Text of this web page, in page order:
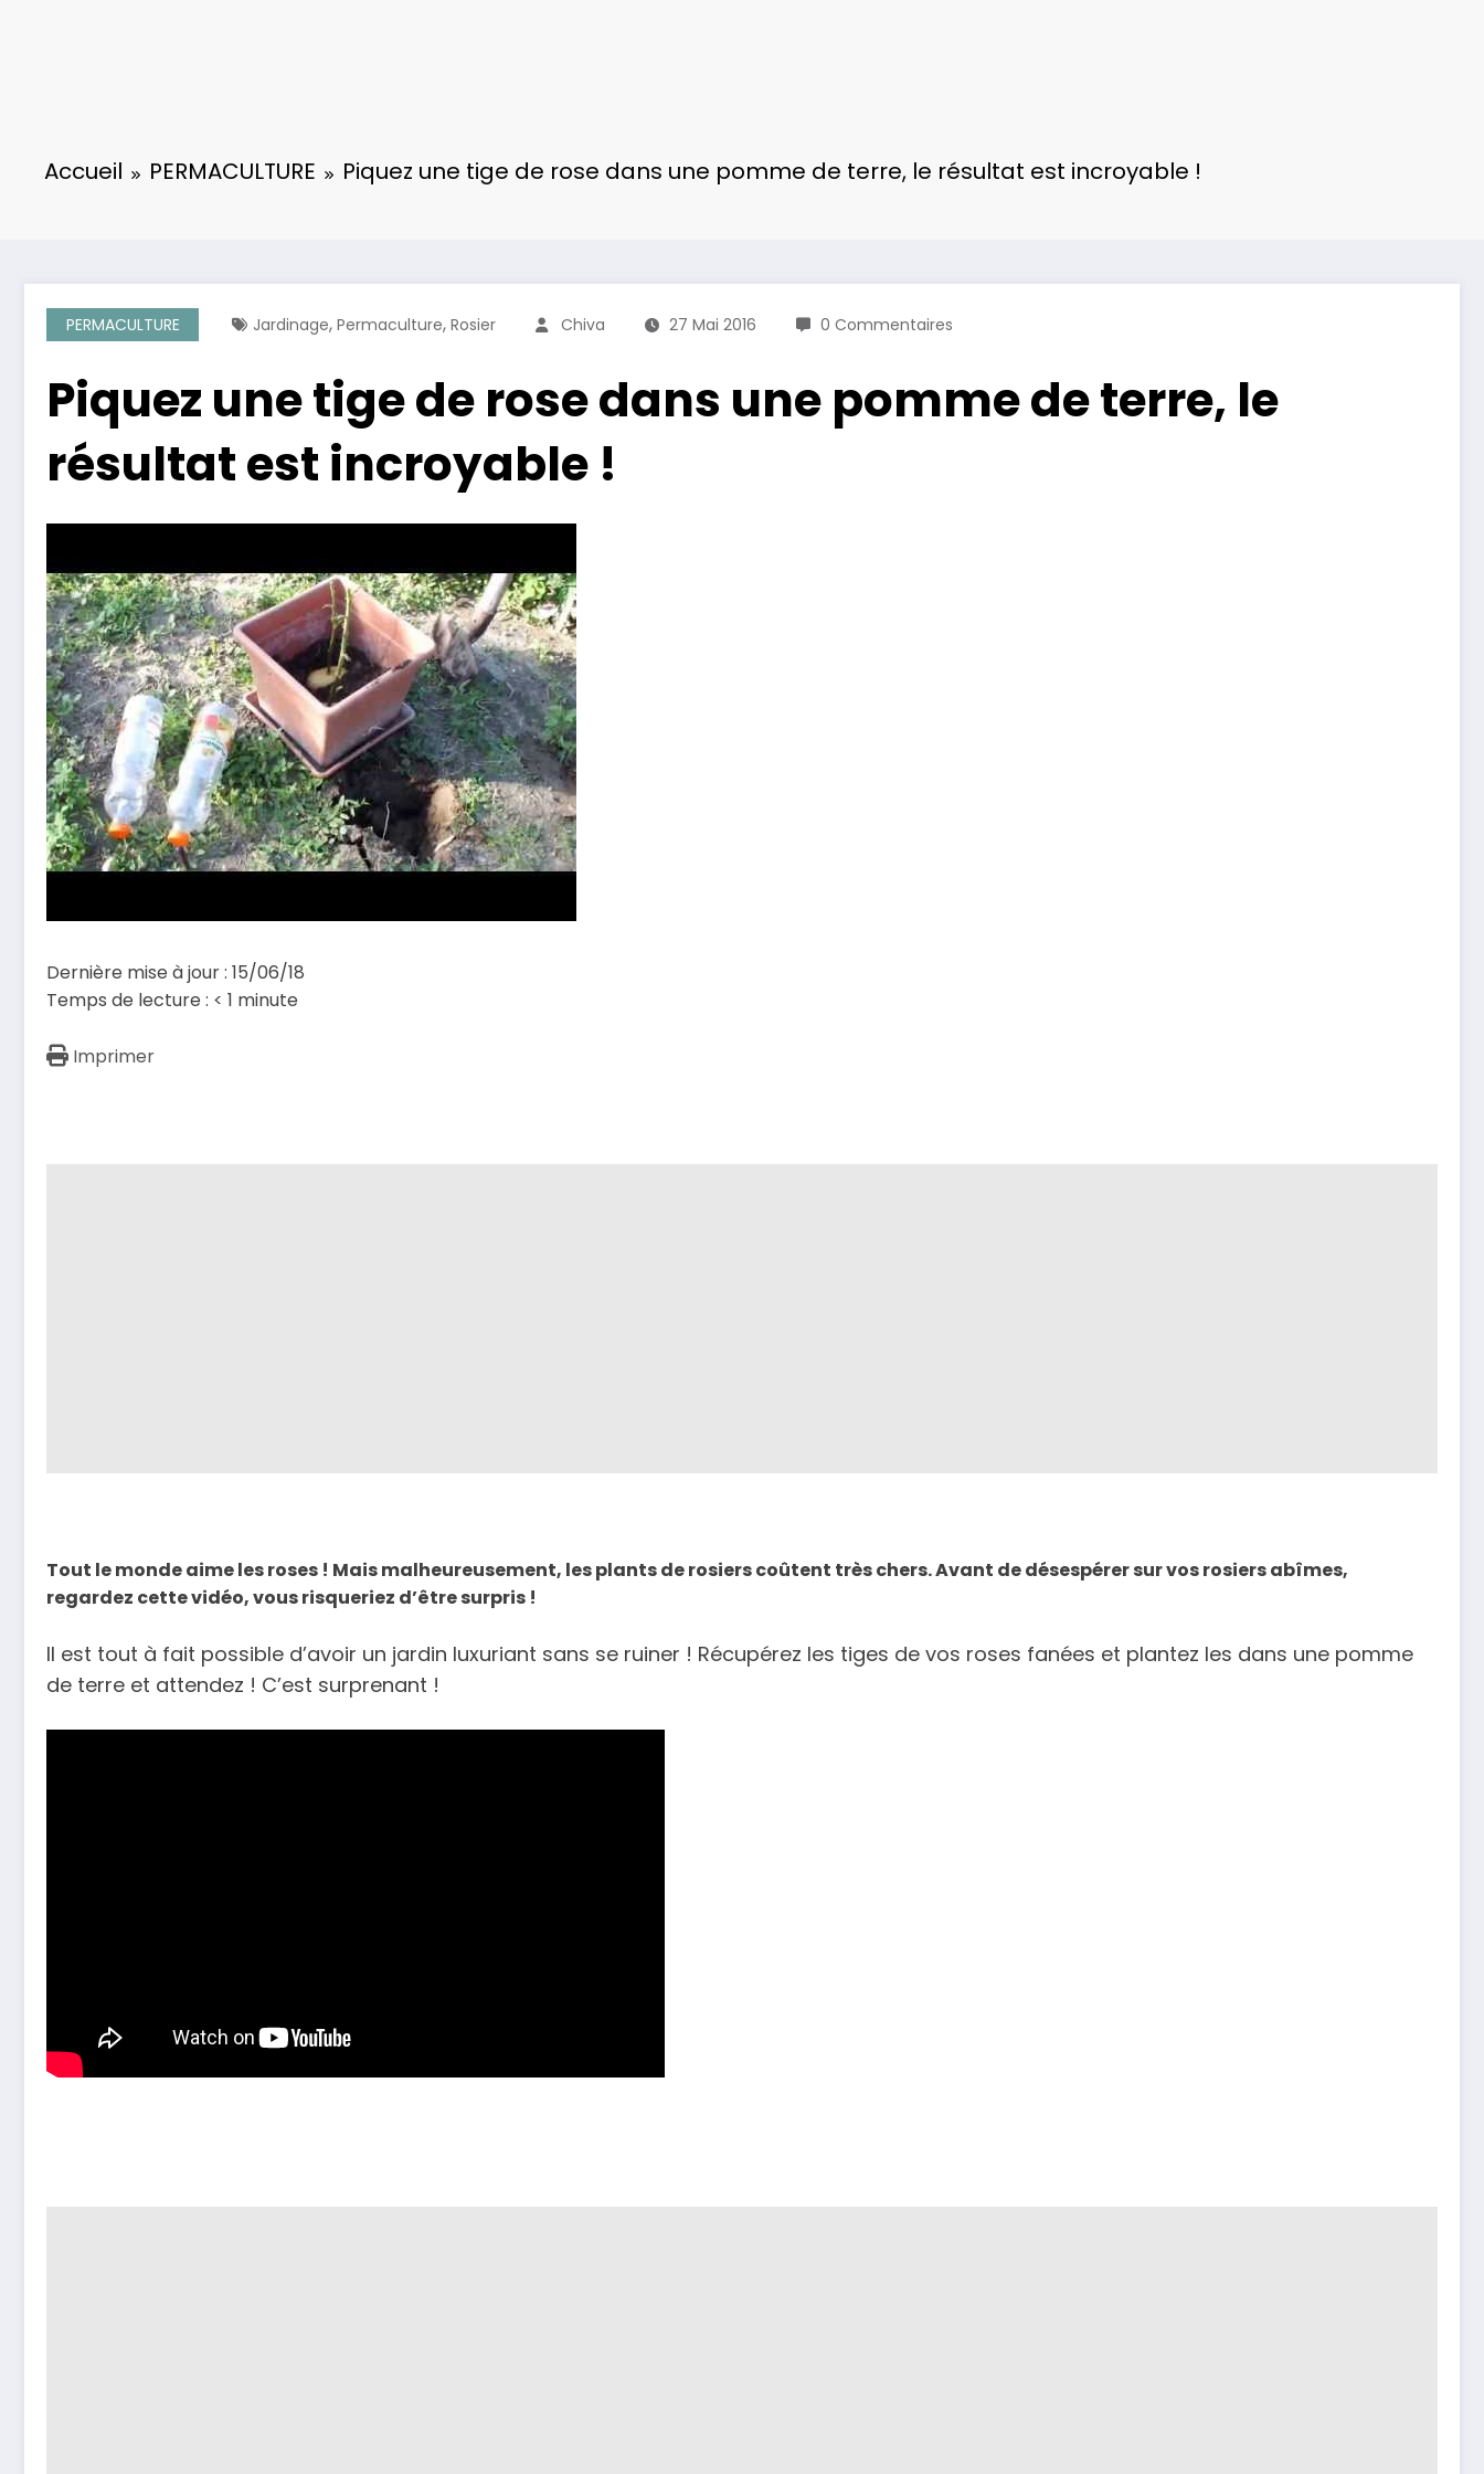
Accueil PERMACULTURE Piquez une tige de rose dans une pomme de terre, le résultat est incroyable !
PERMACULTURE Jardinage, Permaculture, Rosier Chiva 27 Mai 2016 0 Commentaires
Piquez une tige de rose dans une pomme de terre, le
résultat est incroyable !
Dernière mise à jour : 15/06/18
Temps de lecture : < 1 minute
Imprimer
Tout le monde aime les roses ! Mais malheureusement, les plants de rosiers coûtent très chers. Avant de désespérer sur vos rosiers abîmes,
regardez cette vidéo, vous risqueriez d’être surpris !
Il est tout à fait possible d’avoir un jardin luxuriant sans se ruiner ! Récupérez les tiges de vos roses fanées et plantez les dans une pomme
de terre et attendez ! C’est surprenant !